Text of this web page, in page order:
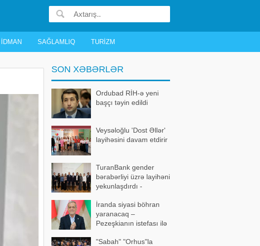
İDMAN SAĞLAMLIQ TURIZM
SON XƏBƏRLƏR
Ordubad RİH-ə yeni
başçı təyin edildi
Veysəloğlu 'Dost Əllər'
layihəsini davam etdirir
TuranBank gender
bərabərliyi üzrə layihəni
yekunlaşdırdı -
İranda siyasi böhran
yaranacaq –
Pezeşkianın istefası ilə
"Sabah" "Orhus"la